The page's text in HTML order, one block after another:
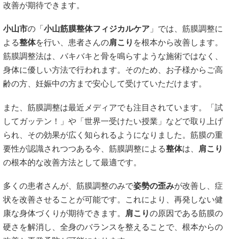
改善が期待できます。
小山市の「 小山筋膜整体フィジカルケア 」では、筋膜調整に
よる整体を行い、患者さんの肩こり を根本から改善します。
筋膜調整法は、バキバキと骨を鳴らすような施術ではなく、
身体に優しい方法で行われます。そのため、お子様からご高
齢の方、妊娠中の方まで安心して受けていただけます。
また、筋膜調整は最近メディアでも注目されています。「試
してガッテン！」や「世界一受けたい授業」などで取り上げ
られ、その効果が広く知られるようになりました。筋膜の重
要性が認識されつつある今、筋膜調整による整体は、
肩こり
の根本的な改善方法として最適です。
多くの患者さんが、筋膜調整のみで姿勢の歪みが改善し、症
状を改善させることが可能です。これにより、再発しない健
康な身体づくりが期待できます。
肩こりの原因である筋膜の
硬さを解消し、全身のバランスを整えることで、根本からの